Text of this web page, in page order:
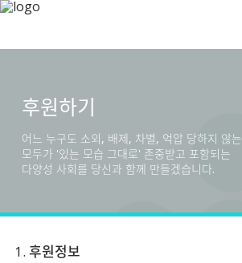
후원하기
어느 누구도 소외, 배제, 차별, 억압 당하지 않는
모두가 '있는 모습 그대로' 존중받고 포함되는
다양성 사회를 당신과 함께 만들겠습니다.
1. 후원정보